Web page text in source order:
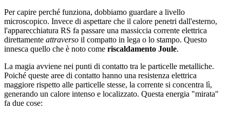
Per capire perché funziona, dobbiamo guardare a livello
microscopico. Invece di aspettare che il calore penetri dall'esterno,
l'apparecchiatura RS fa passare una massiccia corrente elettrica
direttamente attraverso il compatto in lega o lo stampo. Questo
innesca quello che è noto come riscaldamento Joule.
La magia avviene nei punti di contatto tra le particelle metalliche.
Poiché queste aree di contatto hanno una resistenza elettrica
maggiore rispetto alle particelle stesse, la corrente si concentra lì,
generando un calore intenso e localizzato. Questa energia "mirata"
fa due cose: